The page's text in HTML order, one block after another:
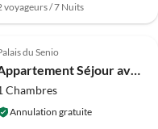
voyageurs / 7 Nuits
5.0 (1)
du Senio
Appartement Séjour avec vue sur le balcon
Chambres
Annulation gratuite